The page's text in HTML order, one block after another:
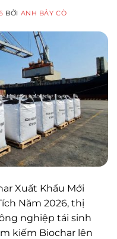
BỞI ANH BẢY CÒ
Xuất Khẩu Mới
Năm 2026, thị
nghiệp tái sinh
kiếm Biochar lên